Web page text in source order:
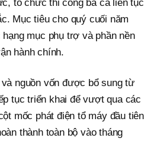
tổ chức thi công ba ca liên tục
Mục tiêu cho quý cuối năm
mục phụ trợ và phần nền
hành chính.
nguồn vốn được bổ sung từ
tục triển khai để vượt qua các
mốc phát điện tổ máy đầu tiên
thành toàn bộ vào tháng